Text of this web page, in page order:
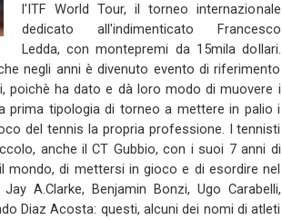
l'ITF World Tour, il torneo internazionale
dedicato all'indimenticato Francesco
Ledda, con montepremi da 15mila dollari.
negli anni è divenuto evento di riferimento
poichè ha dato e dà loro modo di muovere i
prima tipologia di torneo a mettere in palio i
del tennis la propria professione. I tennisti
anche il CT Gubbio, con i suoi 7 anni di
di mettersi in gioco e di esordire nel
A.Clarke, Benjamin Bonzi, Ugo Carabelli,
Diaz Acosta: questi, alcuni dei nomi di atleti